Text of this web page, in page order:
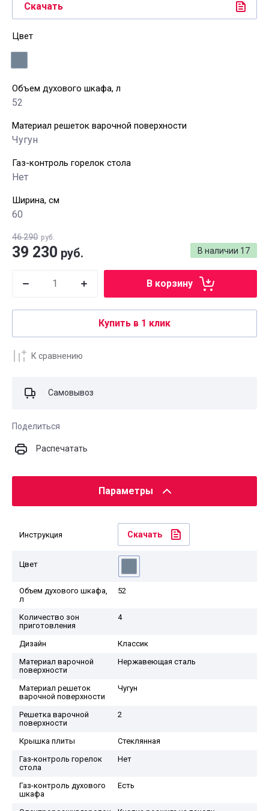
Скачать
Цвет
Объем духового шкафа, л
52
Материал решеток варочной поверхности
Чугун
Газ-контроль горелок стола
Нет
Ширина, см
60
В наличии 17
46 290 руб.
39 230 руб.
В корзину
Купить в 1 клик
К сравнению
Самовывоз
Поделиться
Распечатать
Параметры
Инструкция Скачать
Цвет
Объем духового шкафа,
л
52
Количество зон
приготовления
4
Дизайн
Классик
Материал варочной
поверхности
Нержавеющая сталь
Материал решеток
варочной поверхности
Чугун
Решетка варочной
поверхности
2
Крышка плиты
Стеклянная
Газ-контроль горелок
стола
Нет
Газ-контроль духового
шкафа
Есть